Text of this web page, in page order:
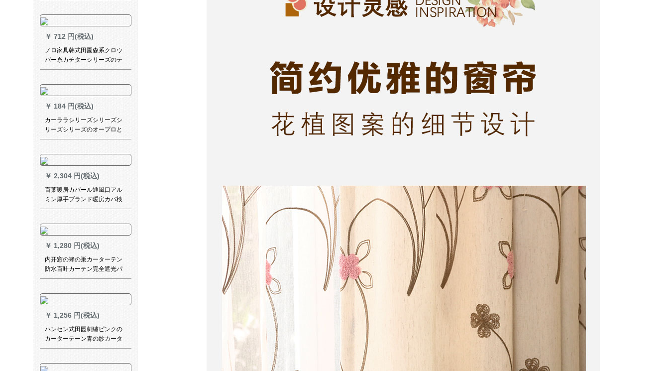
￥ 712 円(税込)
ノロ家具韩式田園森系クロウ
バー糸カチターシリーズのテ
トシーシリーズシリーズシリ
ンベルム扫き出し窓透光レス
タ既製カーラークロババーバ
ーの一般的なミラーリング/1
枚/2枚
￥ 184 円(税込)
カーララシリーズシリーズシ
リーズシリーズのオープロと
してのロプラーカーラの旧式
ルーン2700 1方Aアイプ
036(15個)
￥ 2,304 円(税込)
百葉暖房カバール通風口アル
ミン厚手ブランド暖房カバ検
査口防水雨除け穴1500*600
￥ 1,280 円(税込)
内开窓の蜂の巣カーターテン
防水百叶カーテン完全遮光パ
ン要ららないージッチがライ
￥ 1,256 円(税込)
ハンセン式田园刺繍ピンクの
カーターテーン青の纱カータ
ーテーテーン刺繡オーダカー
ングリングリングリングリン